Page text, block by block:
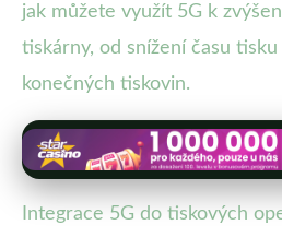
jak můžete využít 5G k
tiskárny, od snížení času
konečných tiskovin.
Integrace 5G do tiskových